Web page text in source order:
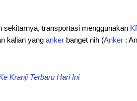
sekitarnya, transportasi menggunakan
kalian yang anker banget nih (Anker :
Kranji Terbaru Hari Ini